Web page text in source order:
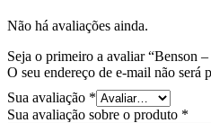
Não há avaliações ainda.
Seja o primeiro a avaliar “Benson
O seu endereço de e-mail não será
Sua avaliação *
Sua avaliação sobre o produto *